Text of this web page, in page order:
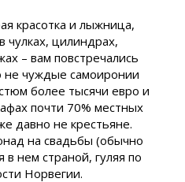
красотка и лыжница,
чулках, цилиндрах,
– вам повстречались
не чуждые самоиронии
более тысячи евро и
почти 70% местных
давно не крестьяне.
на свадьбы (обычно
в нем страной, гуляя по
Норвегии.